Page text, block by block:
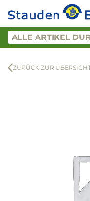
ZURÜCK ZUR